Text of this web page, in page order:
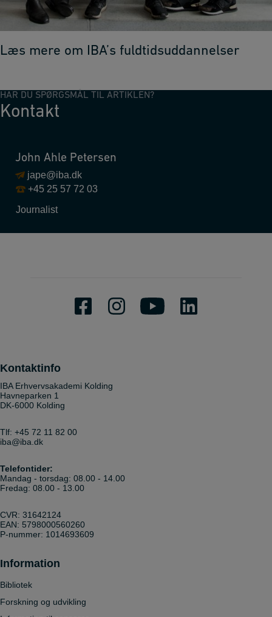
Læs mere om IBA’s fuldtidsuddannelser
HAR DU SPØRGSMÅL TIL ARTIKLEN?
Kontakt
John Ahle Petersen
jape@iba.dk
+45 25 57 72 03
Journalist
Kontaktinfo
IBA Erhvervsakademi Kolding
Havneparken 1
DK-6000 Kolding
Tlf: +45 72 11 82 00
iba@iba.dk
Telefontider:
Mandag - torsdag: 08.00 - 14.00
Fredag: 08.00 - 13.00
CVR: 31642124
EAN: 5798000560260
P-nummer: 1014693609
Information
Bibliotek
Forskning og udvikling